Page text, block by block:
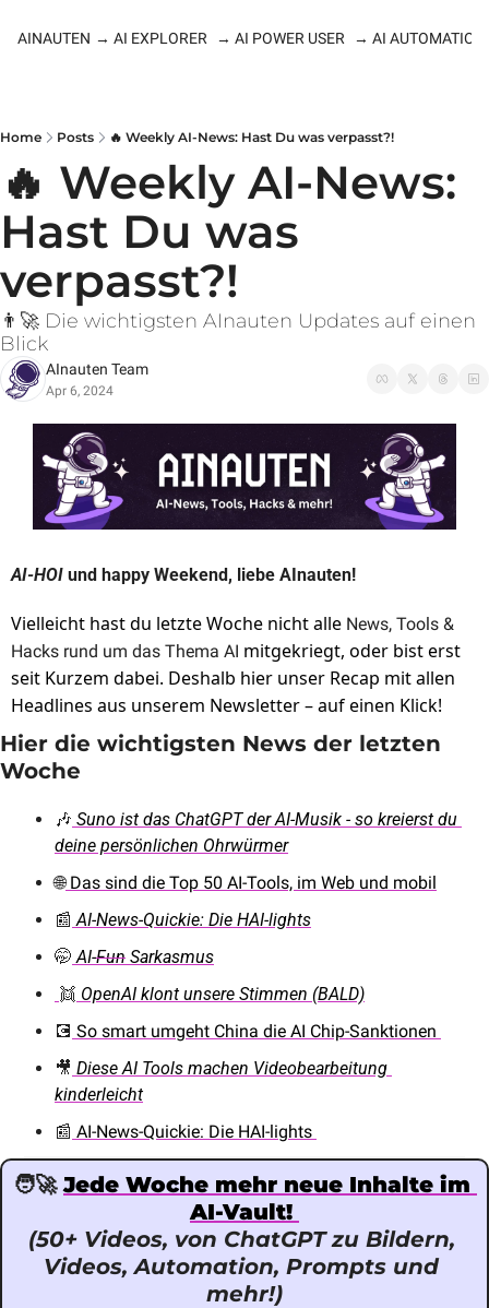
AINAUTEN → AI EXPLORER → AI POWER USER → AI AUTOMATION
Home Posts 🔥 Weekly AI-News: Hast Du was verpasst?!
🔥 Weekly AI-News:
Hast Du was
verpasst?!
👨‍🚀 Die wichtigsten AInauten Updates auf einen
Blick
AInauten Team
Apr 6, 2024
AI-HOI und happy Weekend, liebe AInauten!
Vielleicht hast du letzte Woche nicht alle News, Tools &
Hacks rund um das Thema AI mitgekriegt, oder bist erst
seit Kurzem dabei. Deshalb hier unser Recap mit allen
Headlines aus unserem Newsletter – auf einen Klick!
Hier die wichtigsten News der letzten
Woche
🎶 Suno ist das ChatGPT der AI-Musik - so kreierst du
deine persönlichen Ohrwürmer
🌐 Das sind die Top 50 AI-Tools, im Web und mobil
📰 AI-News-Quickie: Die HAI-lights
🤭 AI-Fun Sarkasmus
👯 OpenAI klont unsere Stimmen (BALD)
💽 So smart umgeht China die AI Chip-Sanktionen
🎥 Diese AI Tools machen Videobearbeitung
kinderleicht
📰 AI-News-Quickie: Die HAI-lights
🧑‍🚀 Jede Woche mehr neue Inhalte im
AI-Vault!
(50+ Videos, von ChatGPT zu Bildern,
Videos, Automation, Prompts und
mehr!)